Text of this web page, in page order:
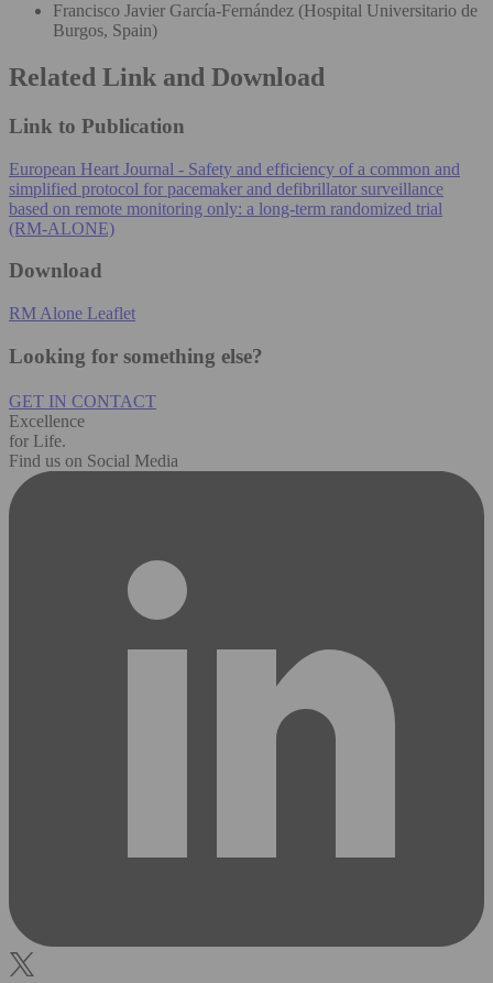
Francisco Javier García-Fernández (Hospital Universitario de
Burgos, Spain)
Related Link and Download
Link to Publication
European Heart Journal - Safety and efficiency of a common and
simplified protocol for pacemaker and defibrillator surveillance
based on remote monitoring only: a long-term randomized trial
(RM-ALONE)
Download
RM Alone Leaflet
Looking for something else?
GET IN CONTACT
Excellence
for Life.
Find us on Social Media